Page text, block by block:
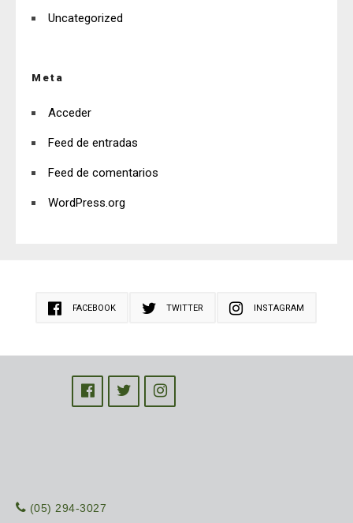
Uncategorized
Meta
Acceder
Feed de entradas
Feed de comentarios
WordPress.org
FACEBOOK TWITTER INSTAGRAM
(05) 294-3027